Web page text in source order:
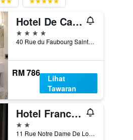
Hotel De Castiglione
4 bintang
40 Rue du Faubourg Saint-Honoré, Paris, Perancis
RM 786
Lihat
Tawaran
Hotel France Albion
2 bintang
11 Rue Notre Dame De Lorette, Paris, Perancis